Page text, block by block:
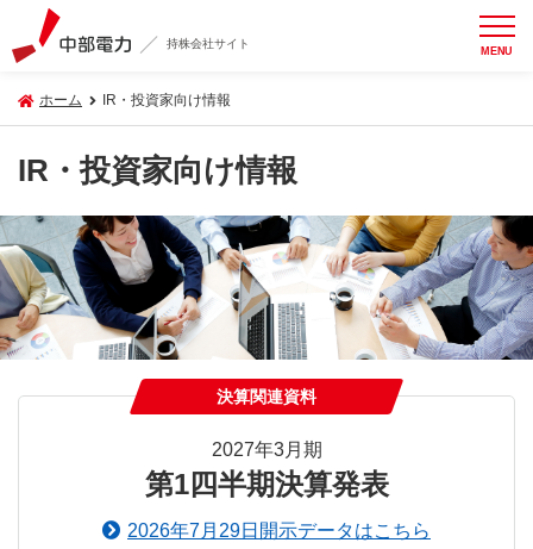
持株会社サイト MENU
ホーム IR・投資家向け情報
IR・投資家向け情報
決算関連資料
2027年3月期
第1四半期決算発表
2026年7月29日開示データはこちら